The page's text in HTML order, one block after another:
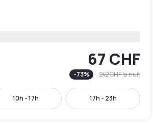
67 CHF
-73% 242 CHFla nuit
10h - 17h 17h - 23h